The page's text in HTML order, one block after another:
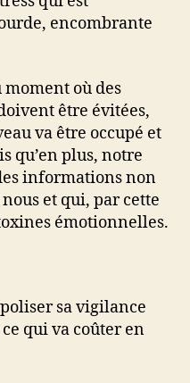
encombrante
moment où des
être évitées,
va être occupé et
qu’en plus, notre
informations non
et qui, par cette
émotionnelles.
sa vigilance
qui va coûter en